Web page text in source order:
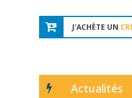
J'ACHÈTE UN
Actualités